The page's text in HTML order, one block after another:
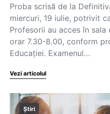
Proba scrisă de la
miercuri, 19 iulie, potrivit
Profesorii au acces în sala
orar 7.30-8.00, conform
Educației. Examenul…
Vezi articolul
Știri